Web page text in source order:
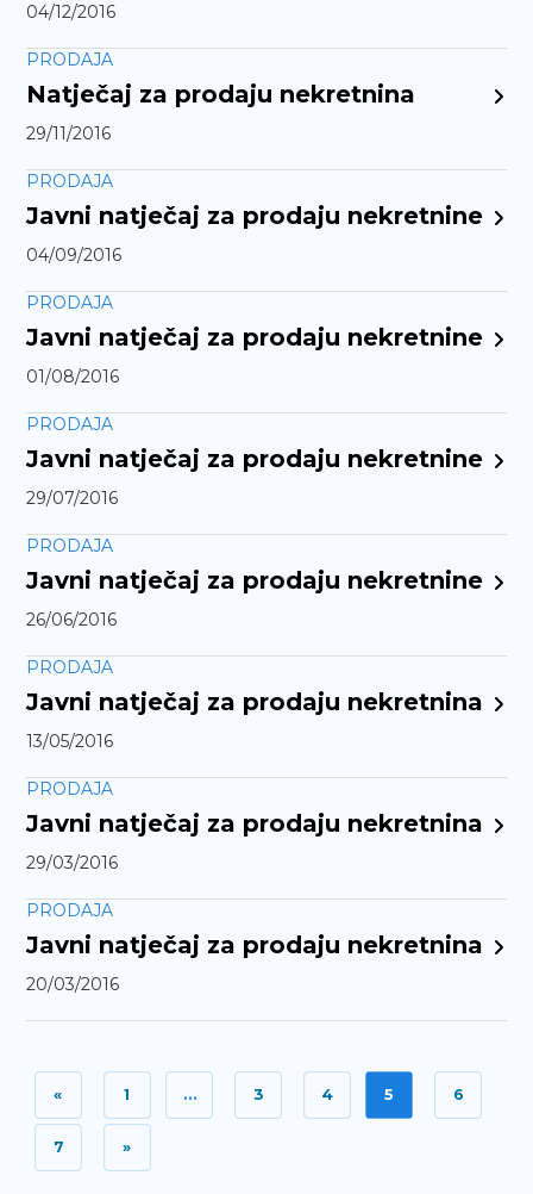
04/12/2016
PRODAJA
Natječaj za prodaju nekretnina
29/11/2016
PRODAJA
Javni natječaj za prodaju nekretnine
04/09/2016
PRODAJA
Javni natječaj za prodaju nekretnine
01/08/2016
PRODAJA
Javni natječaj za prodaju nekretnine
29/07/2016
PRODAJA
Javni natječaj za prodaju nekretnine
26/06/2016
PRODAJA
Javni natječaj za prodaju nekretnina
13/05/2016
PRODAJA
Javni natječaj za prodaju nekretnina
29/03/2016
PRODAJA
Javni natječaj za prodaju nekretnina
20/03/2016
« 1 … 3 4 5 6
7 »